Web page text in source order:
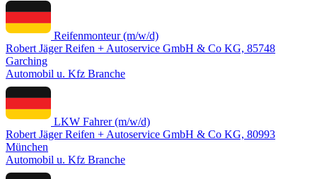
Reifenmonteur (m/w/d)
Robert Jäger Reifen + Autoservice GmbH & Co KG, 85748
Garching
Automobil u. Kfz Branche
LKW Fahrer (m/w/d)
Robert Jäger Reifen + Autoservice GmbH & Co KG, 80993
München
Automobil u. Kfz Branche